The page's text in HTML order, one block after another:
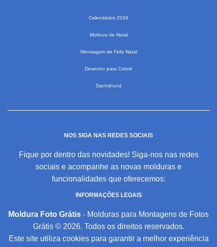
Calendários 2026
Moldura de Natal
Mensagem de Feliz Natal
Desenho para Colorir
Dachshund
NOS SIGA NAS REDES SOCIAIS
Fique por dentro das novidades! Siga-nos nas redes
sociais e acompanhe as novas molduras e
funcionalidades que oferecemos:
INFORMAÇÕES LEGAIS
Moldura Foto Grátis - Molduras para Montagens de Fotos
Grátis © 2026. Todos os direitos reservados.
Este site utiliza cookies para garantir a melhor experiência